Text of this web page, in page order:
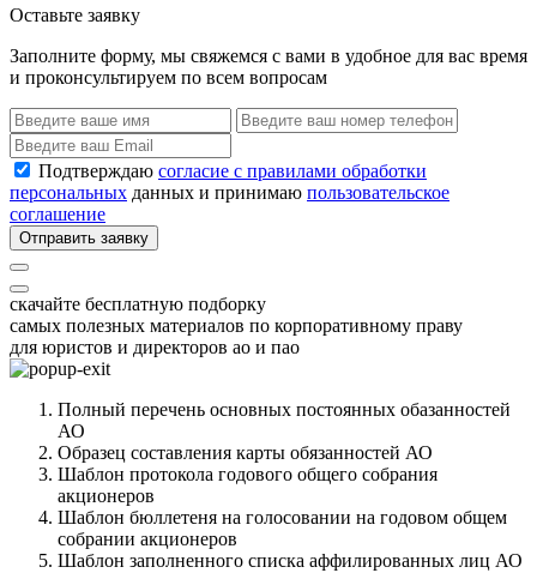
Оставьте заявку
Заполните форму, мы свяжемся с вами в удобное для вас время
и проконсультируем по всем вопросам
Подтверждаю согласие с правилами обработки
персональных данных и принимаю пользовательское
соглашение
Отправить заявку
скачайте бесплатную подборку
самых полезных материалов по корпоративному праву
для юристов и директоров ао и пао
Полный перечень основных постоянных обазанностей
АО
Образец составления карты обязанностей АО
Шаблон протокола годового общего собрания
акционеров
Шаблон бюллетеня на голосовании на годовом общем
собрании акционеров
Шаблон заполненного списка аффилированных лиц АО